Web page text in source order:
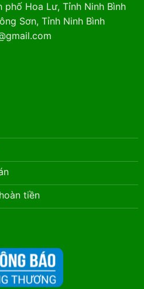
phố Hoa Lư, Tỉnh Ninh Bình
Sơn, Tỉnh Ninh Bình
tiền